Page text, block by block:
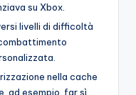
su Xbox.
livelli di difficoltà
nella cache
ad esempio, far sì